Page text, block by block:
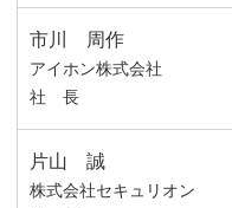
市川 周作
アイホン株式会社
社 長
片山 誠
株式会社セキュリオン